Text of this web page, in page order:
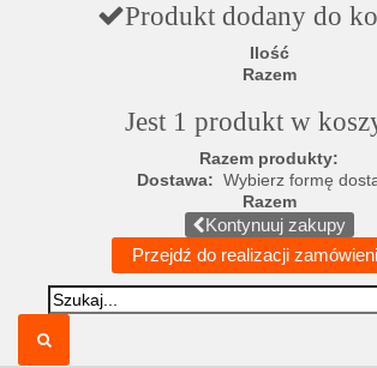
Produkt dodany do
Ilość
Razem
Jest 1 produkt w
Razem produkty:
Dostawa: Wybierz formę
Razem
Kontynuuj zakupy
Przejdź do realizacji